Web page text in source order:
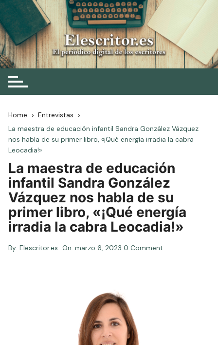
Skip
to
content
Elescritor.es
El periódico digital de los escritores
Home
Entrevistas
La maestra de educación infantil Sandra González Vázquez
nos habla de su primer libro, «¡Qué energía irradia la cabra
Leocadia!»
La maestra de educación
infantil Sandra González
Vázquez nos habla de su
primer libro, «¡Qué energía
irradia la cabra Leocadia!»
By: Elescritor.es On:marzo 6, 2023 0 Comment